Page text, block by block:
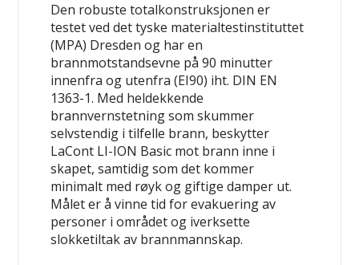
Den robuste totalkonstruksjonen er
testet ved det tyske materialtestinstituttet
(MPA) Dresden og har en
brannmotstandsevne på 90 minutter
innenfra og utenfra (EI90) iht. DIN EN
1363-1. Med heldekkende
brannvernstetning som skummer
selvstendig i tilfelle brann, beskytter
LaCont LI-ION Basic mot brann inne i
skapet, samtidig som det kommer
minimalt med røyk og giftige damper ut.
Målet er å vinne tid for evakuering av
personer i området og iverksette
slokketiltak av brannmannskap.